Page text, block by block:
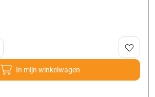
In mijn winkelwagen